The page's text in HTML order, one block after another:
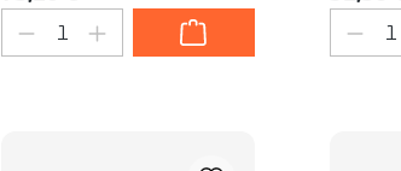
Produkt Anzahl: Gib den